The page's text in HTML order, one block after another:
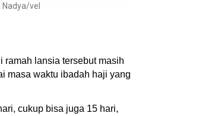
vel
ramah lansia tersebut masih
masa waktu ibadah haji yang
cukup bisa juga 15 hari,